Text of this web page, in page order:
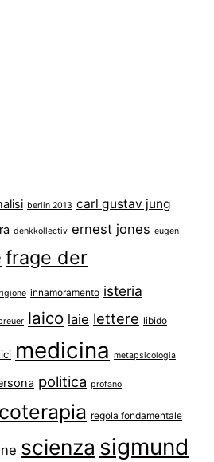
berlin 2013 carl gustav jung
denkkollectiv ernest jones eugen
frage der
innamoramento isteria
laico laie lettere libido
medicina metapsicologia
politica profano
regola fondamentale
scienza sigmund